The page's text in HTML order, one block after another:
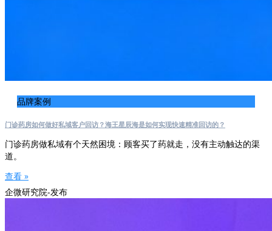
品牌案例
门诊药房如何做好私域客户回访？海王星辰海是如何实现快速精准回访的？
门诊药房做私域有个天然困境：顾客买了药就走，没有主动触达的渠
道。
查看 »
企微研究院-发布